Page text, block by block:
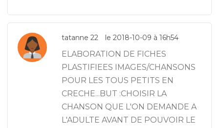
tatanne 22 le 2018-10-09 à 16h54
ELABORATION DE FICHES
PLASTIFIEES IMAGES/CHANSONS
POUR LES TOUS PETITS EN
CRECHE...BUT :CHOISIR LA
CHANSON QUE L'ON DEMANDE A
L'ADULTE AVANT DE POUVOIR LE